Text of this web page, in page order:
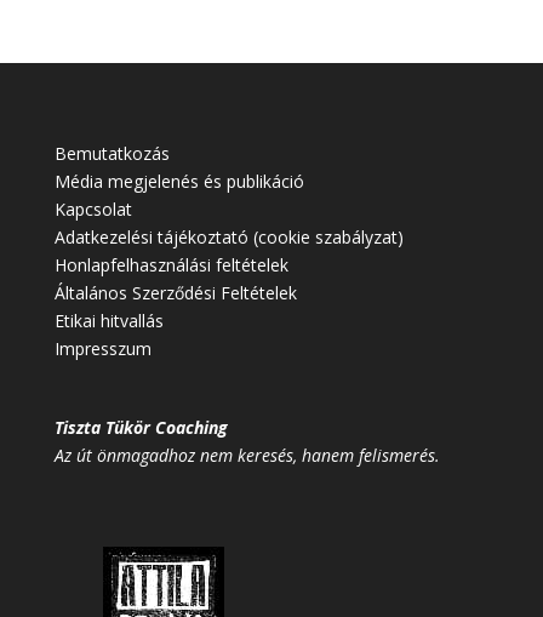
Bemutatkozás
Média megjelenés és publikáció
Kapcsolat
Adatkezelési tájékoztató (cookie szabályzat)
Honlapfelhasználási feltételek
Általános Szerződési Feltételek
Etikai hitvallás
Impresszum
Tiszta Tükör Coaching
Az út önmagadhoz nem keresés, hanem felismerés.